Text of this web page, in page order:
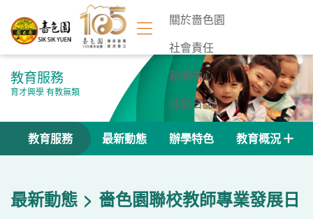
關於嗇色園
社會責任
新聞中心
活動日誌
聯絡我們
教育服務
育才興學 有教無類
教育服務 最新動態 辦學特色 教育概況
最新動態 嗇色園聯校教師專業發展日